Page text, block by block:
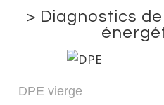
> Diagnostics
DPE vierge